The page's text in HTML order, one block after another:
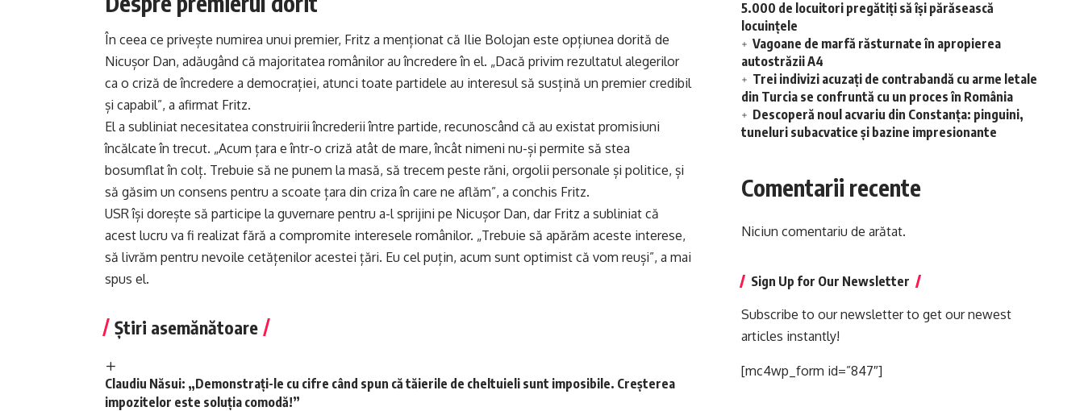
În ceea ce privește numirea unui premier, Fritz a menționat că Ilie Bolojan este opțiunea dorită de
Nicușor Dan, adăugând că majoritatea românilor au încredere în el. „Dacă privim rezultatul alegerilor
ca o criză de încredere a democrației, atunci toate partidele au interesul să susțină un premier credibil
și capabil”, a afirmat Fritz.
El a subliniat necesitatea construirii încrederii între partide, recunoscând că au existat promisiuni
încălcate în trecut. „Acum țara e într-o criză atât de mare, încât nimeni nu-și permite să stea
bosumflat în colț. Trebuie să ne punem la masă, să trecem peste răni, orgolii personale și politice, și
să găsim un consens pentru a scoate țara din criza în care ne aflăm”, a conchis Fritz.
USR își dorește să participe la guvernare pentru a-l sprijini pe Nicușor Dan, dar Fritz a subliniat că
acest lucru va fi realizat fără a compromite interesele românilor. „Trebuie să apărăm aceste interese,
să livrăm pentru nevoile cetățenilor acestei țări. Eu cel puțin, acum sunt optimist că vom reuși”, a mai
spus el.
Știri asemănătoare
Claudiu Năsui: „Demonstrați-le cu cifre când spun că tăierile de cheltuieli sunt imposibile. Creșterea
impozitelor este soluția comodă!”
5.000 de locuitori pregătiți să își părăsească
locuințele
Vagoane de marfă răsturnate în apropierea
autostrăzii A4
Trei indivizi acuzați de contrabandă cu arme letale
din Turcia se confruntă cu un proces în România
Descoperă noul acvariu din Constanța: pinguini,
tuneluri subacvatice și bazine impresionante
Comentarii recente
Niciun comentariu de arătat.
Sign Up for Our Newsletter
Subscribe to our newsletter to get our newest
articles instantly!
[mc4wp_form id=”847″]